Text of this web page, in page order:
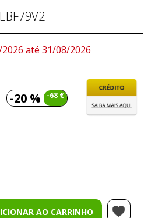
até 31/08/2026
-20 % -68 €
AO CARRINHO